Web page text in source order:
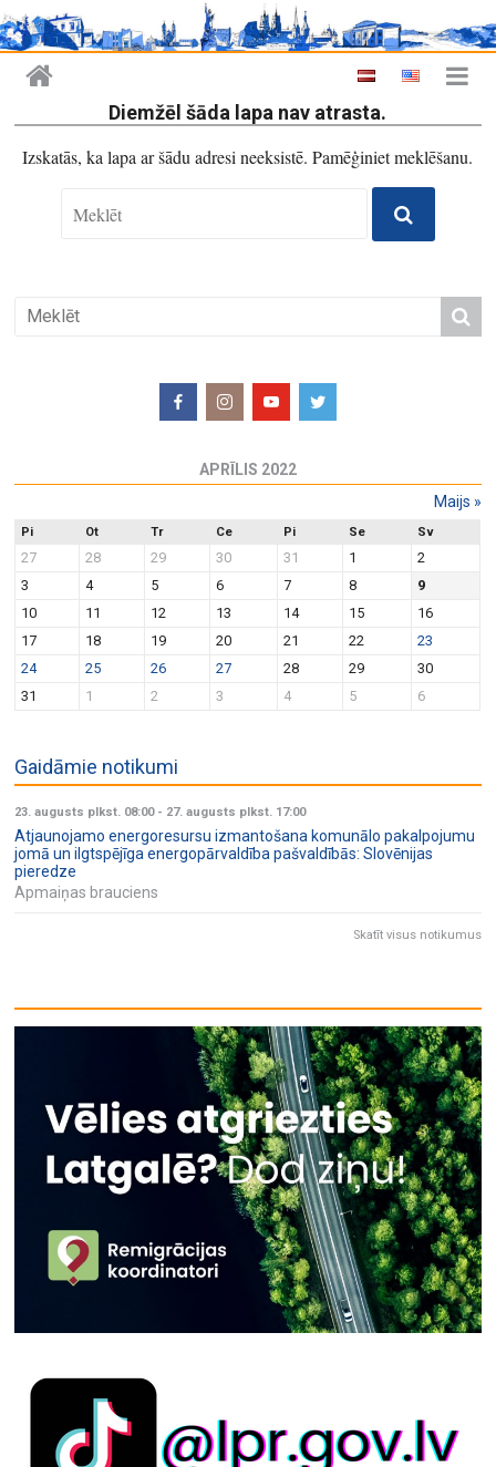
Diemžēl šāda lapa nav atrasta.
Izskatās, ka lapa ar šādu adresi neeksistē. Pamēģiniet meklēšanu.
APRĪLIS 2022
Maijs »
Pi Ot Tr Ce Pi Se Sv
27 28 29 30 31 1
2
3
4 5 6 7 8
9
10
11 12 13 14 15
16
17
18 19 20 21 22
23
24
25 26 27 28 29
30
31
1 2 3 4 5 6
Gaidāmie notikumi
23. augusts plkst. 08:00- 27. augusts plkst. 17:00
Atjaunojamo energoresursu izmantošana komunālo pakalpojumu
jomā un ilgtspējīga energopārvaldība pašvaldībās: Slovēnijas
pieredze
Apmaiņas brauciens
Skatīt visus notikumus